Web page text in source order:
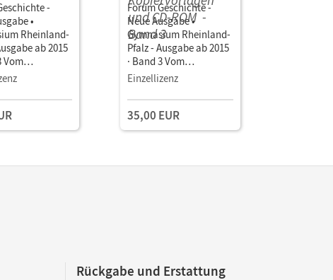
-
•
Rheinland-
ab 2015
Vom
bis zum
• Schulbuch
Forum Geschichte -
Neue Ausgabe •
Gymnasium Rheinland-
Pfalz - Ausgabe ab 2015
· Band 3 Vom
Kaiserreich bis zum
Weltkrieges •
Handreichungen für den
Unterricht,
Kartenanimationen,
Einzellizenz
35,00 EUR
Rückgabe und Erstattung